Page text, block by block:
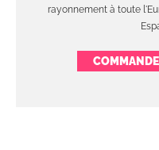
rayonnement à toute